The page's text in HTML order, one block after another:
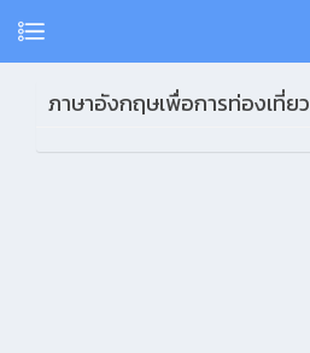
ภาษาอังกฤษเพื่อการท่องเที่ยว